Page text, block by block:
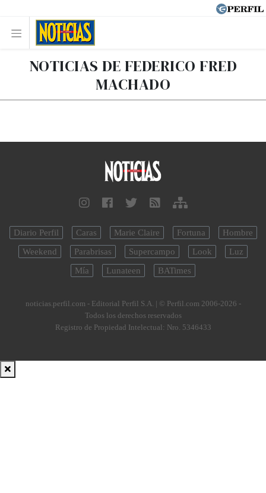
NOTICIAS DE FEDERICO FRED
MACHADO
Diario Perfil Caras Marie Claire Fortuna
Hombre
Weekend
Parabrisas Supercampo Look
Luz
Mía
Lunateen BATimes
noticias.perfil.com - Editorial Perfil S.A. | © Perfil.com 2006-2026 -
Todos los derechos reservados
Registro de Propiedad Intelectual: Nro. 5346433